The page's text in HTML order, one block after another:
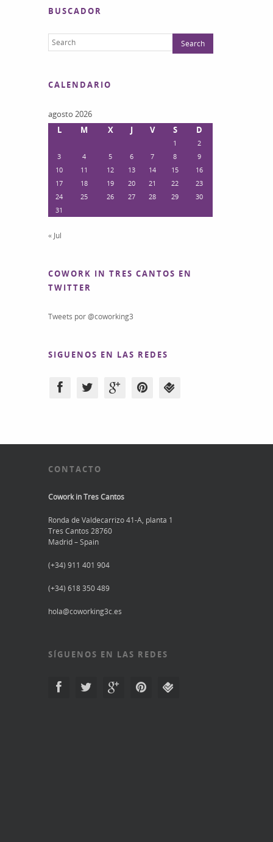
BUSCADOR
CALENDARIO
agosto 2026
L
M X J V S D
1
2
3
4 5 6 7 8
9
10
11 12 13 14 15
16
17
18 19 20 21 22
23
24
25 26 27 28 29
30
31
« Jul
COWORK IN TRES CANTOS EN
TWITTER
Tweets por @coworking3
SIGUENOS EN LAS REDES
CONTACTO
Cowork in Tres Cantos
Ronda de Valdecarrizo 41-A, planta 1
Tres Cantos 28760
Madrid – Spain
(+34) 911 401 904
(+34) 618 350 489
hola@coworking3c.es
SÍGUENOS EN LAS REDES